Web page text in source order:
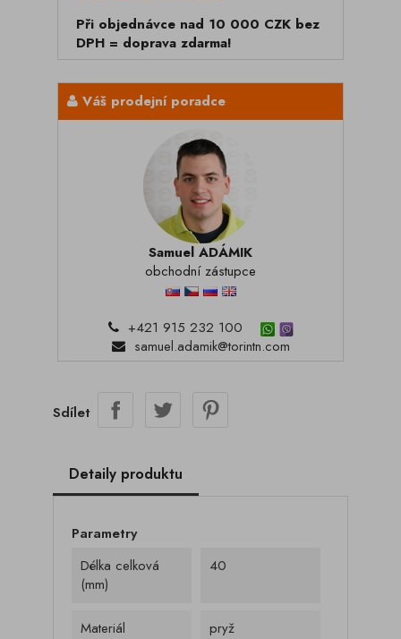
Při objednávce nad 10 000 CZK bez
DPH = doprava zdarma!
Váš prodejní poradce
Samuel ADÁMIK
obchodní zástupce
+421 915 232 100
samuel.adamik@torintn.com
Sdílet
Detaily produktu
Parametry
Délka celková
(mm)
40
Materiál pryž